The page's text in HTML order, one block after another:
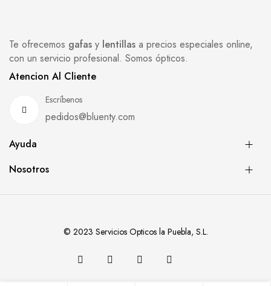
Te ofrecemos gafas y lentillas a precios especiales online,
con un servicio profesional. Somos ópticos.
Atencion Al Cliente
Escríbenos
pedidos@bluenty.com
Ayuda
Nosotros
© 2023 Servicios Opticos la Puebla, S.L.